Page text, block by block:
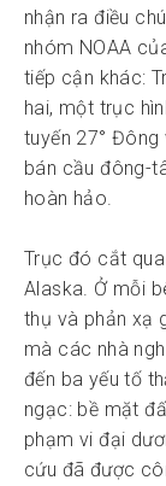
nhận ra điều
nhóm NOAA
tiếp cận khác:
hai, một trục
tuyến 27° Đông
bán cầu đông-
hoàn hảo.
Trục đó cắt qua
Alaska. Ở mỗi
thụ và phản xạ
mà các nhà
đến ba yếu tố
ngạc: bề mặt
phạm vi đại
cứu đã được